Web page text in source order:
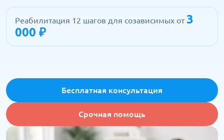
Реабилитация 12 шагов для созависимых от3
000 ₽
Бесплатная консультация
Срочная помощь